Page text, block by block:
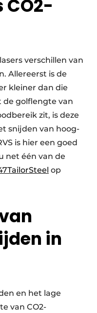
CO2-
verschillen van
Allereerst is de
kleiner dan die
de golflengte van
zit, is deze
snijden van hoog-
is hier een goed
net één van de
op
in
en het lage
van CO2-